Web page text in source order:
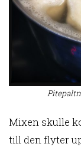
Mixen skulle
till den flyter